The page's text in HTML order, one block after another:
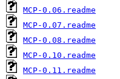
MCP-0.06.readme
MCP-0.07.readme
MCP-0.08.readme
MCP-0.10.readme
MCP-0.11.readme